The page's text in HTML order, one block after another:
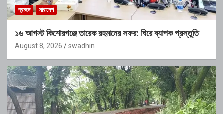
প্রচ্ছদ সারাদেশ
১৬ আগস্ট কিশোরগঞ্জে তারেক রহমানের সফর: ঘিরে ব্যাপক প্রস্তুতি
August 8, 2026 swadhin